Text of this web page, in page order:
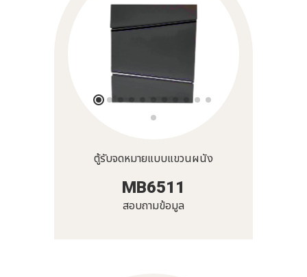
ตู้รับจดหมายแบบแขวนผนัง
MB6511
สอบถามข้อมูล